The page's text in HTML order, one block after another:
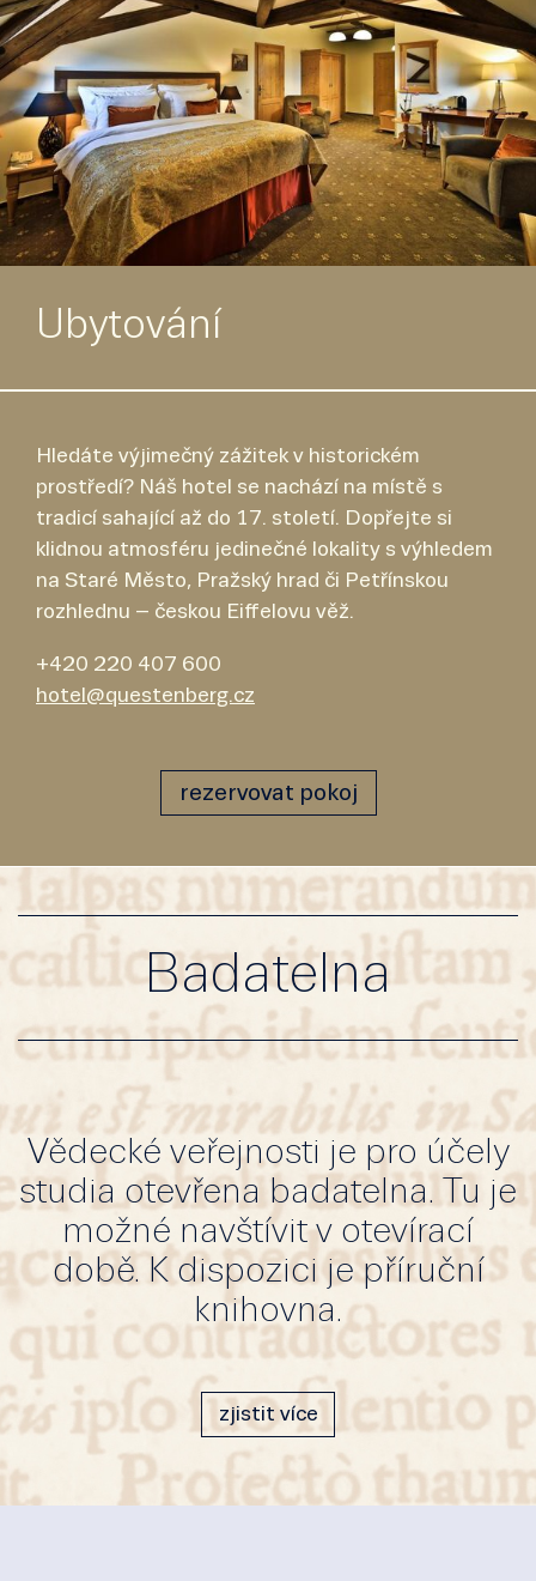
Ubytování
Hledáte výjimečný zážitek v historickém
prostředí? Náš hotel se nachází na místě s
tradicí sahající až do 17. století. Dopřejte si
klidnou atmosféru jedinečné lokality s výhledem
na Staré Město, Pražský hrad či Petřínskou
rozhlednu – českou Eiffelovu věž.
+420 220 407 600
hotel@questenberg.cz
rezervovat pokoj
Badatelna
Vědecké veřejnosti je pro účely
studia otevřena badatelna. Tu je
možné navštívit v otevírací
době. K dispozici je příruční
knihovna.
zjistit více